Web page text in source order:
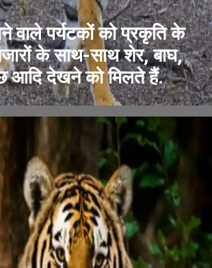
वाले पर्यटकों को प्रकृति के
के साथ-साथ शेर, बाघ,
आदि देखने को मिलते हैं.